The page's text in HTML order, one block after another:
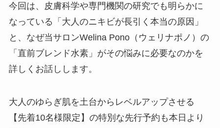
今回は、皮膚科学や専門機関の研究でも明らかに
なっている「大人のニキビが長引く本当の原因」
と、なぜ当サロンWelina Pono（ウェリナポノ）の
「直前ブレンド水素」がその悩みに必要なのかを
詳しくお話しします。
大人のゆらぎ肌を土台からレベルアップさせる
【先着10名様限定】の特別な先行予約も本日より